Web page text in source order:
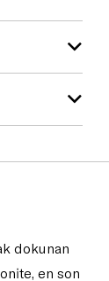
dokunan
en son